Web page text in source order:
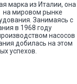
марка из Италии, она
на мировом рынке
Занимаясь с
в 1968 году
насосов
добилась на этом
успехов.